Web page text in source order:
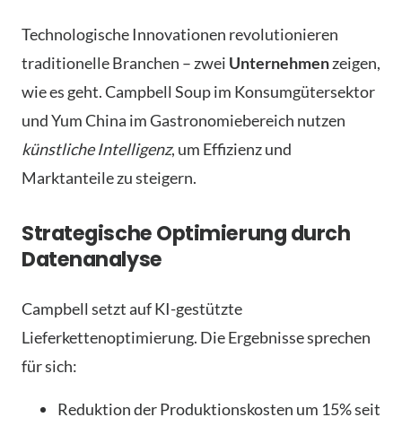
Technologische Innovationen revolutionieren
traditionelle Branchen – zwei Unternehmenzeigen,
wie es geht. Campbell Soup im Konsumgütersektor
und Yum China im Gastronomiebereich nutzen
künstliche Intelligenz, um Effizienz und
Marktanteile zu steigern.
Strategische Optimierung durch
Datenanalyse
Campbell setzt auf KI-gestützte
Lieferkettenoptimierung. Die Ergebnisse sprechen
für sich:
Reduktion der Produktionskosten um 15% seit